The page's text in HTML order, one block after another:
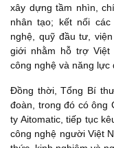
xây dựng tầm nhìn,
nhân tạo; kết nối
nghệ, quỹ đầu tư,
giới nhằm hỗ trợ Việt
công nghệ và năng lực
Đồng thời, Tổng Bí
đoàn, trong đó có ông
ty Aitomatic, tiếp tục
công nghệ người Việt